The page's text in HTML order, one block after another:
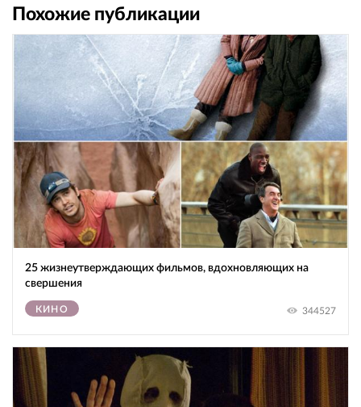
Похожие публикации
25 жизнеутверждающих фильмов, вдохновляющих на
свершения
КИНО 344527